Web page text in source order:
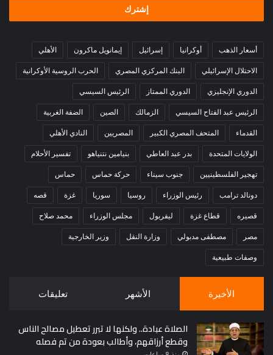
أسعار الذهب أوكرانيا إسرائيل إيمانويل ماكرون الأهلي
الاحتلال الإسرائيلي البنك المركزي المصري الحرب الروسية الأوكرانية
الدوري الإنجليزي الدوري الممتاز الرئيس السيسي
الرئيس عبد الفتاح السيسي الزمالك الصين الضفة الغربية
القدماء المتحف المصري الكبير المصريين النادي الأهلي
الولايات المتحدة بدر عبد العاطي بنيامين نتنياهو تفسير الأحلام
تهجير الفلسطينيين جنوب سيناء حركة حماس حماس
دونالد ترامب رئيس الوزراء روسيا سوريا غزة قصه
قصيره قطاع غزة ليفربول مجلس الوزراء محمد صلاح
مصر مصطفى مدبولي وزارة النقل وزير الخارجية
وصفات طبيعية
الأخيرة الأشهر تعليقات
الصلاة عبادة.. ولكنها لا تبرر تعطيل مصالح الناس
وقطع أرزاقهم، وأطالب بعودة من تم فصله